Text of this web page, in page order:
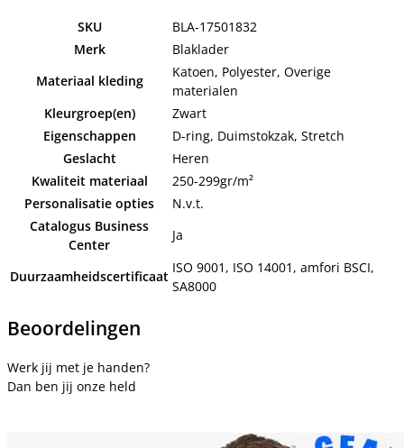
SKU
BLA-17501832
Merk
Blaklader
Materiaal kleding
Katoen, Polyester, Overige
materialen
Kleurgroep(en)
Zwart
Eigenschappen
D-ring, Duimstokzak, Stretch
Geslacht
Heren
Kwaliteit materiaal
250-299gr/m²
Personalisatie opties
N.v.t.
Catalogus Business
Center
Ja
Duurzaamheidscertificaat
ISO 9001, ISO 14001, amfori BSCI,
SA8000
Beoordelingen
Werk jij met je handen?
Dan ben jij onze held